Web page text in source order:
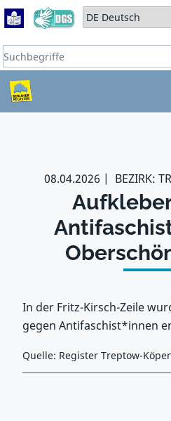
Zum Hauptbereich springen
Zum Hauptmenü springen
Sprache auswählen:
Suchbegriffe:
08.04.2026 BEZIRK:
In der Fritz-Kirsch-Zeile
gegen Antifaschist*innen
Quelle: Register Treptow-